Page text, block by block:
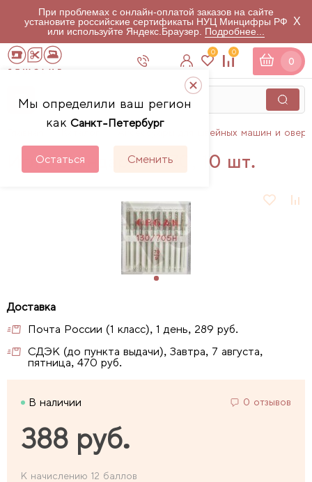
При проблемах с онлайн-оплатой заказов на сайте
установите российские сертификаты НУЦ Минцифры РФ
или используйте Яндекс.Браузер. Подробнее...
X
Мы определили ваш регион
как Санкт-Петербург
Остаться Сменить
0 0
0
Аксессуары для швейных машин и
Иглы стандарт № 70, 10 шт.
Почта России (1 класс), 1 день, 289 руб.
СДЭК (до пункта выдачи), Завтра, 7 августа,
пятница, 470 руб.
В наличии 0 отзывов
388 руб.
К начислению 12 баллов